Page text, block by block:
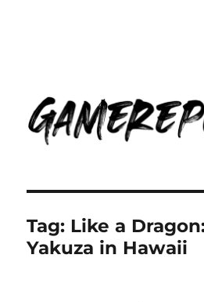
GameReporter |
Tag: Like a
Yakuza in Hawaii